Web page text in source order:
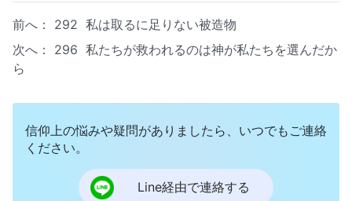
前へ： 292 私は取るに足りない被造物
次へ： 296 私たちが救われるのは神が私たちを選んだか
ら
信仰上の悩みや疑問がありましたら、いつでもご連絡
ください。
Line経由で連絡する